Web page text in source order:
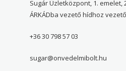
Sugár Üzletközpont, 1. emelet,
ÁRKÁDba vezető hídhoz
+36 30 798 57 03
sugar@onvedelmibolt.hu